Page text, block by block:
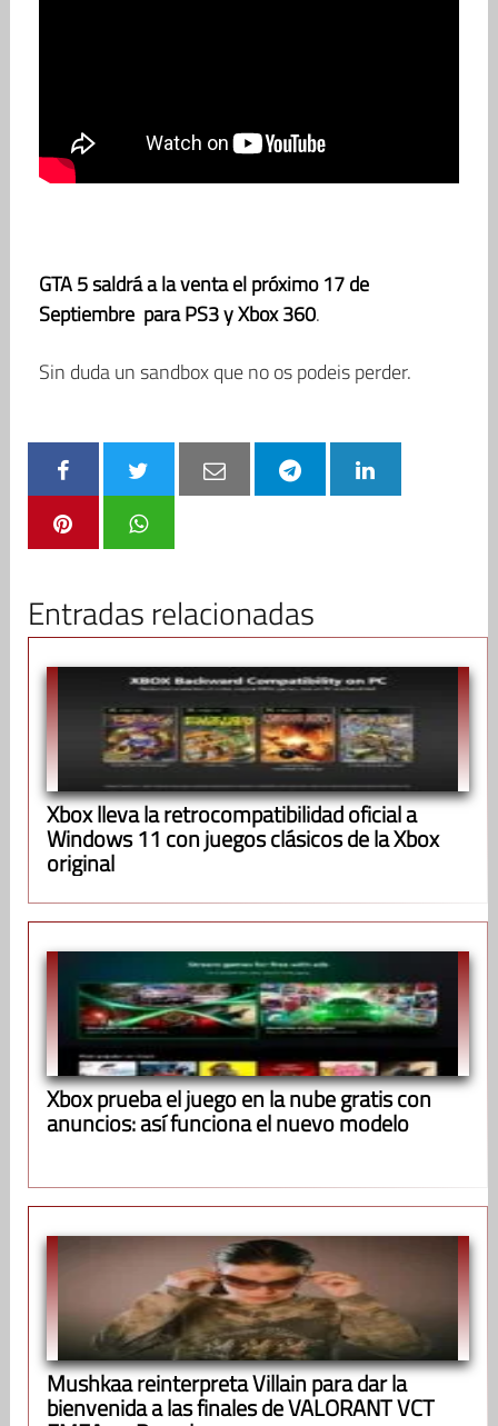
GTA 5 saldrá a la venta el próximo 17 de
Septiembre para PS3 y Xbox 360.
Sin duda un sandbox que no os podeis perder.
Entradas relacionadas
Xbox lleva la retrocompatibilidad oficial a
Windows 11 con juegos clásicos de la Xbox
original
Xbox prueba el juego en la nube gratis con
anuncios: así funciona el nuevo modelo
Mushkaa reinterpreta Villain para dar la
bienvenida a las finales de VALORANT VCT